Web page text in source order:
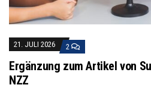
21. JULI 2026 2
Ergänzung zum Artikel von
NZZ